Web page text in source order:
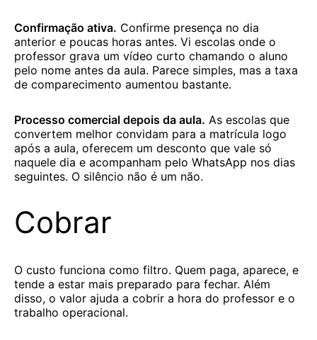
Confirmação ativa. Confirme presença no dia
anterior e poucas horas antes. Vi escolas onde o
professor grava um vídeo curto chamando o aluno
pelo nome antes da aula. Parece simples, mas a taxa
de comparecimento aumentou bastante.
Processo comercial depois da aula. As escolas que
convertem melhor convidam para a matrícula logo
após a aula, oferecem um desconto que vale só
naquele dia e acompanham pelo WhatsApp nos dias
seguintes. O silêncio não é um não.
Cobrar
O custo funciona como filtro. Quem paga, aparece, e
tende a estar mais preparado para fechar. Além
disso, o valor ajuda a cobrir a hora do professor e o
trabalho operacional.